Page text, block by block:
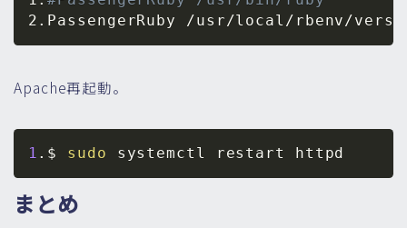
2 . PassengerRuby /usr/local/rbenv/
Apache再起動。
1 .$ sudo
まとめ